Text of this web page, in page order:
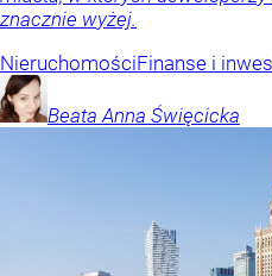
znacznie wyżej.
NieruchomościFinanse i
Beata Anna Święcicka